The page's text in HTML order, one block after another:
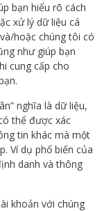
bạn hiểu rõ cách
xử lý dữ liệu cá
hoặc chúng tôi có
như giúp bạn
cung cấp cho
nghĩa là dữ liệu,
thể được xác
tin khác mà một
Ví dụ phổ biến của
danh và thông
khoản với chúng